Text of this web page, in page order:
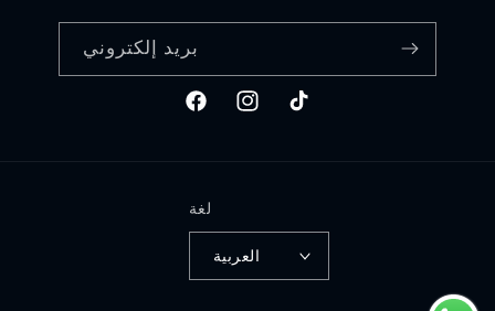
بريد إلكتروني
فيسبوكانستغرامتيك
لغة
العربية